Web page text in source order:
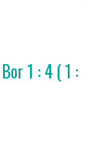
1 : 4 ( 1 :